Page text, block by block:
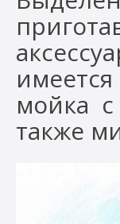
мойка
также